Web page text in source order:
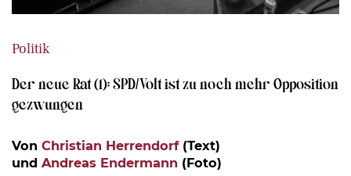
Politik
Der neue Rat (1): SPD/Volt ist zu noch mehr Opposition
gezwungen
Von Christian Herrendorf(Text)
und Andreas Endermann (Foto)